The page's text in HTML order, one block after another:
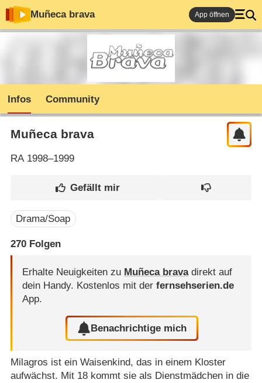
Muñeca brava App öffnen
Infos Community
Muñeca brava
RA1998–1999
Drama/Soap
270Folgen
Erhalte Neuigkeiten zu Muñeca bravadirekt auf
dein Handy. Kostenlos mit der fernsehserien.de
App.
Benachrichtige mich
Milagros ist ein Waisenkind, das in einem Kloster
aufwächst. Mit 18 kommt sie als Dienstmädchen in die